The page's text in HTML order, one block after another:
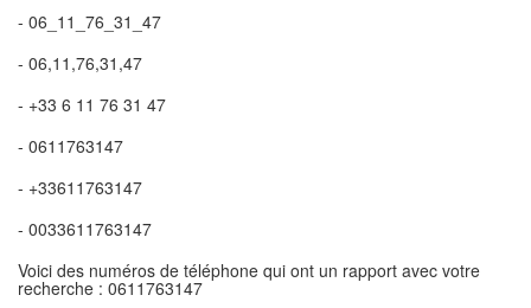
- 06_11_76_31_47
- 06,11,76,31,47
- +33 6 11 76 31 47
- 0611763147
- +33611763147
- 0033611763147
Voici des numéros de téléphone qui ont un rapport avec votre
recherche : 0611763147